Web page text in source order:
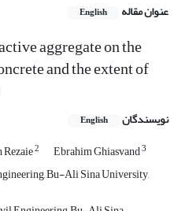
عنوان مقاله English
aggregate on the
and the extent of
نویسندگان English
2 Ebrahim Ghiasvand3
Bu-Ali Sina University,